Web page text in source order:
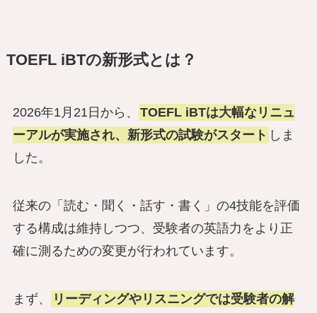
TOEFL iBTの新形式とは？
2026年1月21日から、
TOEFL iBTは大幅なリニュ
ーアルが実施され、新形式の試験がスタート しま
した。
従来の「読む・聞く・話す・書く」の4技能を評価
する構成は維持しつつ、受験者の英語力をより正
確に測るための変更が行われています。
まず、
リーディングやリスニングでは受験者の解